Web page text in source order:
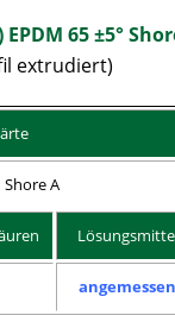
65 ±5°
extrudiert)
Shore A
angemessen